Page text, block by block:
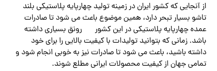
از آنجایی که کشور ایران در زمینه تولید چهارپایه پلاستیکی بلند
تاشو بسیار تبحر دارد، همین موضوع باعث می شود تا صادرات
عمده چهارپایه پلاستیکی در این کشور
رونق بسیاری داشته
باشد. زمانی که بتوانید تولیدات با کیفیت بالایی را برای خود
داشته باشید، باعث می شود تا صادرات نیز به خوبی انجام شود و
تمامی جهان از کیفیت محصولات ایرانی مطلع شوند.